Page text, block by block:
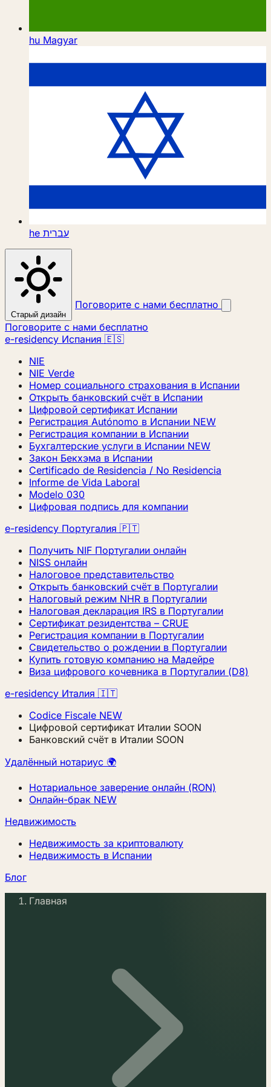
hu Magyar
he עברית
Старый дизайн
Поговорите с нами бесплатно
Поговорите с нами бесплатно
e-residency Испания 🇪🇸
NIE
NIE Verde
Номер социального страхования в Испании
Открыть банковский счёт в Испании
Цифровой сертификат Испании
Регистрация Autónomo в Испании NEW
Регистрация компании в Испании
Бухгалтерские услуги в Испании NEW
Закон Бекхэма в Испании
Certificado de Residencia / No Residencia
Informe de Vida Laboral
Modelo 030
Цифровая подпись для компании
e-residency Португалия 🇵🇹
Получить NIF Португалии онлайн
NISS онлайн
Налоговое представительство
Открыть банковский счёт в Португалии
Налоговый режим NHR в Португалии
Налоговая декларация IRS в Португалии
Сертификат резидентства – CRUE
Регистрация компании в Португалии
Свидетельство о рождении в Португалии
Купить готовую компанию на Мадейре
Виза цифрового кочевника в Португалии (D8)
e-residency Италия 🇮🇹
Codice Fiscale NEW
Цифровой сертификат Италии SOON
Банковский счёт в Италии SOON
Удалённый нотариус 🌍
Нотариальное заверение онлайн (RON)
Онлайн-брак NEW
Недвижимость
Недвижимость за криптовалюту
Недвижимость в Испании
Блог
Главная